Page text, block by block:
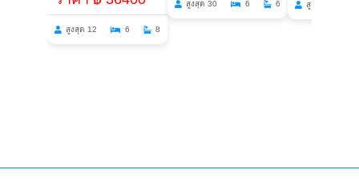
สูงสุด 12 6 8
สูงสุด 30 6 6 สูงสุด 28